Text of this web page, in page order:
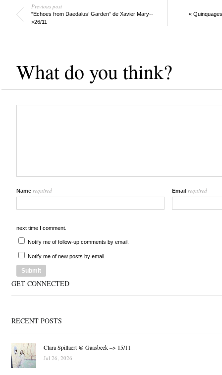
Previous post
“Echoes from Daedalus’ Garden” de Xavier Mary--
>26/11
«
What do you think?
Name required Email required
next time I comment.
Notify me of follow-up comments by email.
Notify me of new posts by email.
GET CONNECTED
RECENT POSTS
Clara Spillaert @ Gaasbeek –> 15/11
Jul 26, 2026